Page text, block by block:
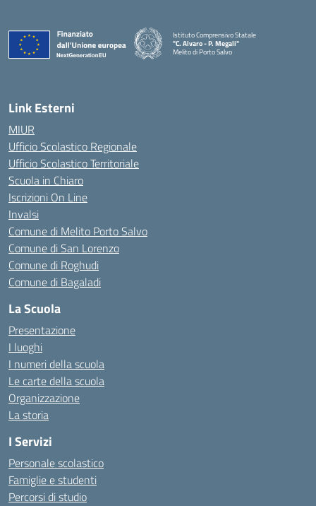
Istituto Comprensivo Statale
"C. Alvaro - P. Megali"
Melito di Porto Salvo
Link Esterni
MIUR
Ufficio Scolastico Regionale
Ufficio Scolastico Territoriale
Scuola in Chiaro
Iscrizioni On Line
Invalsi
Comune di Melito Porto Salvo
Comune di San Lorenzo
Comune di Roghudi
Comune di Bagaladi
La Scuola
Presentazione
I luoghi
I numeri della scuola
Le carte della scuola
Organizzazione
La storia
I Servizi
Personale scolastico
Famiglie e studenti
Percorsi di studio